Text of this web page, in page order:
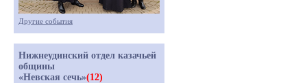
Другие события
Нижнеудинский отдел казачьей
общины
«Невская сечь»(12)